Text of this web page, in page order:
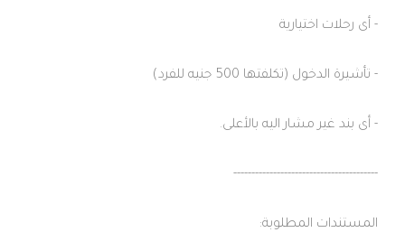
- أى رحلات اختيارية
- تأشيرة الدخول (تكلفتها 500 جنيه للفرد)
- أى بند غير مشار اليه بالأعلى.
----------------------------------------
المستندات المطلوبة: